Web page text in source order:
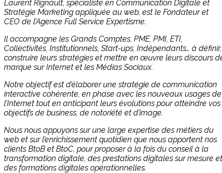
Laurent Rignault, spécialiste en Communication Digitale et
Stratégie Marketing appliquée au web, est le Fondateur et
CEO de l’Agence Full Service Expertisme.
Il accompagne les Grands Comptes, PME, PMI, ETI,
Collectivités, Institutionnels, Start-ups, Indépendants… à définir,
construire leurs stratégies et mettre en œuvre leurs discours
marque sur Internet et les Médias Sociaux.
Notre objectif est d’élaborer une stratégie de communication
interactive cohérente, en phase avec les nouveaux usages de
l’Internet tout en anticipant leurs évolutions pour atteindre vos
objectifs de business, de notoriété et d’image.
Nous nous appuyons sur une large expertise des métiers du
web et sur l’enrichissement quotidien que nous apportent nos
clients BtoB et BtoC, pour proposer à la fois du conseil à la
transformation digitale, des prestations digitales sur mesure et
des formations digitales opérationnelles.